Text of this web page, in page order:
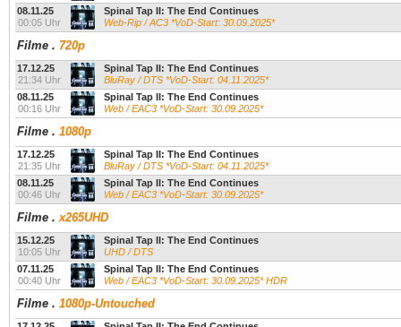
08.11.25
00:05 Uhr
Spinal Tap II: The End Continues
Web-Rip / AC3 *VoD-Start: 30.09.2025*
Filme . 720p
17.12.25
21:34 Uhr
Spinal Tap II: The End Continues
BluRay / DTS *VoD-Start: 04.11.2025*
08.11.25
00:16 Uhr
Spinal Tap II: The End Continues
Web / EAC3 *VoD-Start: 30.09.2025*
Filme . 1080p
17.12.25
21:35 Uhr
Spinal Tap II: The End Continues
BluRay / DTS *VoD-Start: 04.11.2025*
08.11.25
00:46 Uhr
Spinal Tap II: The End Continues
Web / EAC3 *VoD-Start: 30.09.2025*
Filme .x265UHD
15.12.25
10:05 Uhr
Spinal Tap II: The End Continues
UHD / DTS
07.11.25
00:40 Uhr
Spinal Tap II: The End Continues
Web / EAC3 *VoD-Start: 30.09.2025* HDR
Filme . 1080p-Untouched